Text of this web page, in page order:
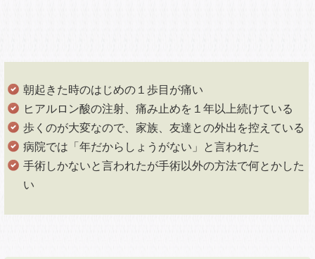
朝起きた時のはじめの１歩目が痛い
ヒアルロン酸の注射、痛み止めを１年以上続けている
歩くのが大変なので、家族、友達との外出を控えている
病院では「年だからしょうがない」と言われた
手術しかないと言われたが手術以外の方法で何とかした
い